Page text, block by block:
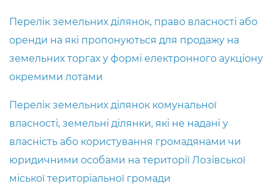
Перелік земельних ділянок, право власності або
оренди на які пропонуються для продажу на
земельних торгах у формі електронного аукціону
окремими лотами
Перелік земельних ділянок комунальної
власності, земельні ділянки, які не надані у
власність або користування громадянами чи
юридичними особами на території Лозівської
міської територіальної громади